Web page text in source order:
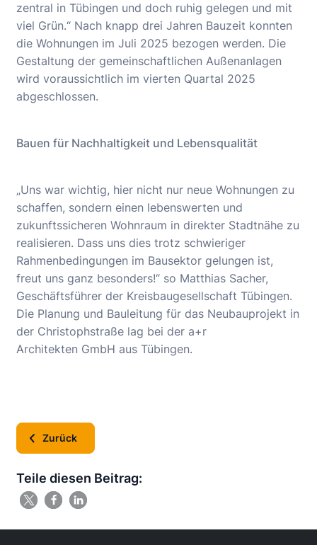
zentral in Tübingen und doch ruhig gelegen und mit
viel Grün.“ Nach knapp drei Jahren Bauzeit konnten
die Wohnungen im Juli 2025 bezogen werden. Die
Gestaltung der gemeinschaftlichen Außenanlagen
wird voraussichtlich im vierten Quartal 2025
abgeschlossen.
Bauen für Nachhaltigkeit und Lebensqualität
„Uns war wichtig, hier nicht nur neue Wohnungen zu
schaffen, sondern einen lebenswerten und
zukunftssicheren Wohnraum in direkter Stadtnähe zu
realisieren. Dass uns dies trotz schwieriger
Rahmenbedingungen im Bausektor gelungen ist,
freut uns ganz besonders!“ so Matthias Sacher,
Geschäftsführer der Kreisbaugesellschaft Tübingen.
Die Planung und Bauleitung für das Neubauprojekt in
der Christophstraße lag bei der a+r
Architekten GmbH aus Tübingen.
Zurück
Teile diesen Beitrag: